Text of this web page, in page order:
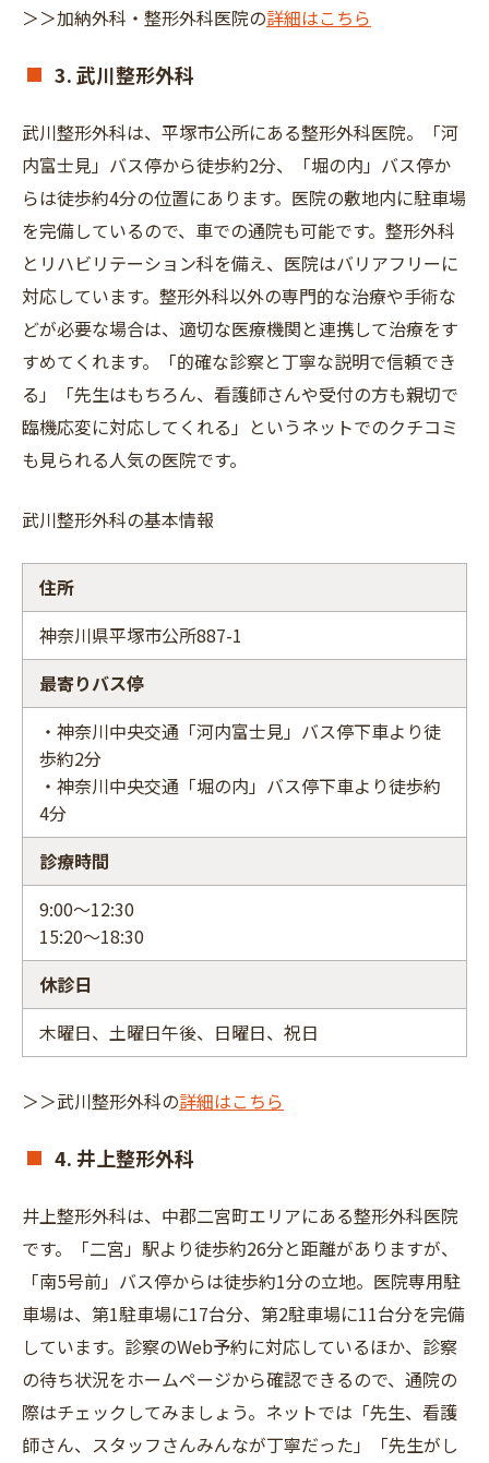
＞＞加納外科・整形外科医院の詳細はこちら
3. 武川整形外科
武川整形外科は、平塚市公所にある整形外科医院。「河
内富士見」バス停から徒歩約2分、「堀の内」バス停か
らは徒歩約4分の位置にあります。医院の敷地内に駐車場
を完備しているので、車での通院も可能です。整形外科
とリハビリテーション科を備え、医院はバリアフリーに
対応しています。整形外科以外の専門的な治療や手術な
どが必要な場合は、適切な医療機関と連携して治療をす
すめてくれます。「的確な診察と丁寧な説明で信頼でき
る」「先生はもちろん、看護師さんや受付の方も親切で
臨機応変に対応してくれる」というネットでのクチコミ
も見られる人気の医院です。
武川整形外科の基本情報
住所
神奈川県平塚市公所887-1
最寄りバス停
・神奈川中央交通「河内富士見」バス停下車より徒
歩約2分
・神奈川中央交通「堀の内」バス停下車より徒歩約
4分
診療時間
9:00～12:30
15:20～18:30
休診日
木曜日、土曜日午後、日曜日、祝日
＞＞武川整形外科の詳細はこちら
4. 井上整形外科
井上整形外科は、中郡二宮町エリアにある整形外科医院
です。「二宮」駅より徒歩約26分と距離がありますが、
「南5号前」バス停からは徒歩約1分の立地。医院専用駐
車場は、第1駐車場に17台分、第2駐車場に11台分を完備
しています。診察のWeb予約に対応しているほか、診察
の待ち状況をホームページから確認できるので、通院の
際はチェックしてみましょう。ネットでは「先生、看護
師さん、スタッフさんみんなが丁寧だった」「先生がし